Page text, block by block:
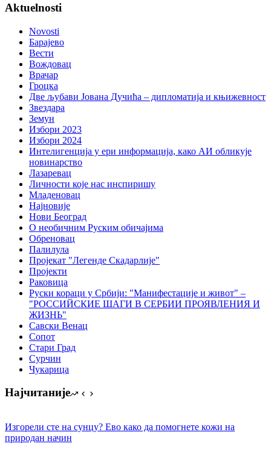
Aktuelnosti
Novosti
Барајево
Вести
Вождовац
Врачар
Гроцка
Две љубави Јована Дучића – дипломатија и књижевност
Звездара
Земун
Избори 2023
Избори 2024
Интелигенција у ери информација, како АИ обликује
новинарство
Лазаревац
Личности које нас инспиришу
Младеновац
Најновије
Нови Београд
О необичним Руским обичајима
Обреновац
Палилула
Пројекат "Легенде Скадарлије"
Пројекти
Раковица
Руски кораци у Србији: "Манифестације и живот" –
"РОССИЙСКИЕ ШАГИ В СЕРБИИ ПРОЯВЛЕНИЯ И
ЖИЗНЬ"
Савски Венац
Сопот
Стари Град
Сурчин
Чукарица
Најчитаније
Изгорели сте на сунцу? Ево како да помогнете кожи на
природан начин